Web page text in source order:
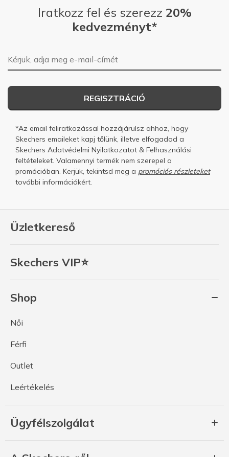
Üzletkereső
Skechers VIP⭐
Shop
Női
Férfi
Outlet
Leértékelés
Ügyfélszolgálat
Iratkozz fel és szerezz 20%
kedvezményt*
E-mail-cím
REGISZTRÁCIÓ
*Az email feliratkozással hozzájárulsz ahhoz, hogy
Skechers emaileket kapj tőlünk, illetve elfogadod a
Skechers Adatvédelmi Nyilatkozatot & Felhasználási
feltételeket. Valamennyi termék nem szerepel a
promócióban. Kerjük, tekintsd meg a promóciós részleteket
további információkért.